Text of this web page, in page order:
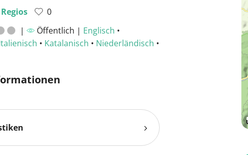
0
| Öffentlich | Englisch •
• Katalanisch • Niederländisch •